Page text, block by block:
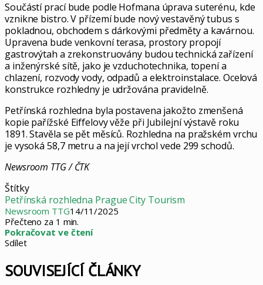
Součástí prací bude podle Hofmana úprava suterénu, kde
vznikne bistro. V přízemí bude nový vestavěný tubus s
pokladnou, obchodem s dárkovými předměty a kavárnou.
Upravena bude venkovní terasa, prostory propojí
gastrovýtah a zrekonstruovány budou technická zařízení
a inženýrské sítě, jako je vzduchotechnika, topení a
chlazení, rozvody vody, odpadů a elektroinstalace. Ocelová
konstrukce rozhledny je udržována pravidelně.
Petřínská rozhledna byla postavena jakožto zmenšená
kopie pařížské Eiffelovy věže při Jubilejní výstavě roku
1891. Stavěla se pět měsíců. Rozhledna na pražském vrchu
je vysoká 58,7 metru a na její vrchol vede 299 schodů.
Newsroom TTG / ČTK
Štítky
Petřínská rozhledna Prague City Tourism
Newsroom TTG14/11/2025
Přečteno za 1 min.
Pokračovat ve čtení
Sdílet
mailem
SOUVISEJÍCÍ ČLÁNKY